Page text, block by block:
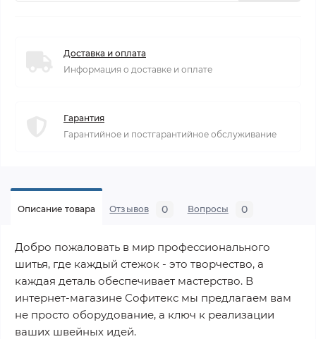
Доставка и оплата
Информация о доставке и оплате
Гарантия
Гарантийное и постгарантийное обслуживание
Описание товара Отзывов 0 Вопросы 0
Добро пожаловать в мир профессионального
шитья, где каждый стежок - это творчество, а
каждая деталь обеспечивает мастерство. В
интернет-магазине Софитекс мы предлагаем вам
не просто оборудование, а ключ к реализации
ваших швейных идей.